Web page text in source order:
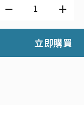
立即購買